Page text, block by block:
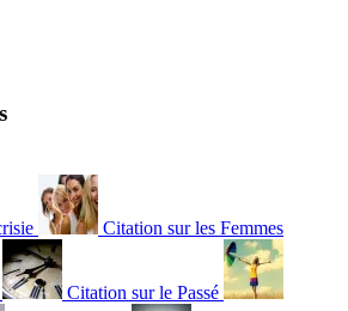
Citation sur les Femmes
Citation sur le Passé